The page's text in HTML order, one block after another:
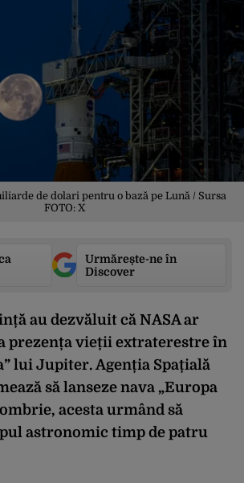
de dolari pentru o bază pe Lună / Sursa
FOTO: X
Urmărește-ne în
Discover
au dezvăluit că NASA ar
prezența vieții extraterestre în
lui Jupiter. Agenția Spațială
să lanseze nava „Europa
acesta urmând să
astronomic timp de patru